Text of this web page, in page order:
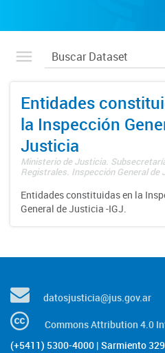
Entidades
la Inspección
Justicia
Ministerio de Justicia.
Registrales. Inspección General de
Entidades constituidas en la
General de Justicia -IGJ.
datosjusticia@jus.gov.ar
Commons Attribution 4.0
(+5411) 5300-4000 | Sarmiento